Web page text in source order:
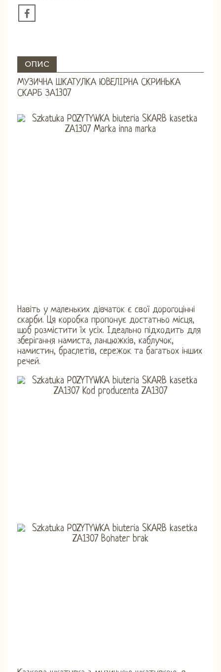
ОПИС
МУЗИЧНА ШКАТУЛКА ЮВЕЛІРНА СКРИНЬКА
СКАРБ ЗА1307
Навіть у маленьких дівчаток є свої дорогоцінні
скарби. Ця коробка пропонує достатньо місця,
щоб розмістити їх усіх. Ідеально підходить для
зберігання намиста, ланцюжків, каблучок,
намистин, браслетів, сережок та багатьох інших
речей.